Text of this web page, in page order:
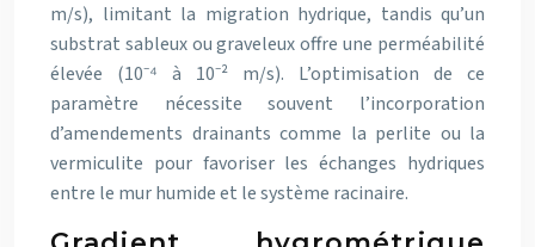
m/s), limitant la migration hydrique, tandis qu’un
substrat sableux ou graveleux offre une perméabilité
élevée (10⁻⁴ à 10⁻² m/s). L’optimisation de ce
paramètre nécessite souvent l’incorporation
d’amendements drainants comme la perlite ou la
vermiculite pour favoriser les échanges hydriques
entre le mur humide et le système racinaire.